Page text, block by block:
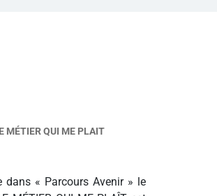
MÉTIER QUI ME PLAIT
dans « Parcours Avenir » le